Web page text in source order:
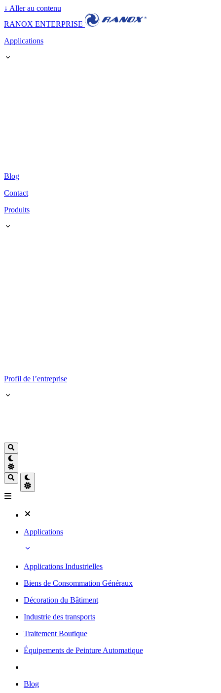
↓ Aller au contenu
RANOX ENTERPRISE
Applications
Blog
Contact
Produits
Profil de l’entreprise
Applications
Applications Industrielles
Biens de Consommation Généraux
Décoration du Bâtiment
Industrie des transports
Traitement Boutique
Équipements de Peinture Automatique
Blog